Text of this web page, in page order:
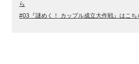
ら
#03『謎めく！ カップル成立大作戦』はこち